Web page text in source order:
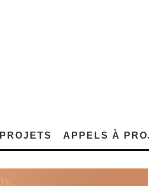
APPELS À